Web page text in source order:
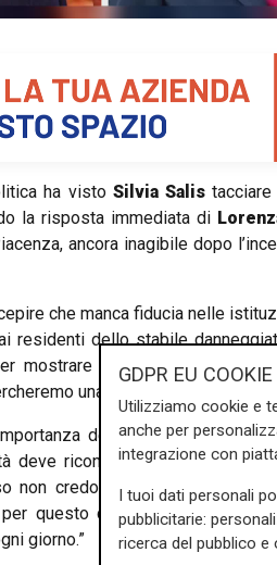
ha visto Silvia Salis
la risposta immediata di
ancora inagibile dopo
che manca fiducia nelle
residenti dello stabile
mostrare solidarietà, ma per
una soluzione in tempi
della relazione diretta
deve riconoscere quando si è
non credono più che il
questo che siamo venuti:
giorno.”
GDPR EU COOKIE
Utilizziamo cookie e
anche per
integrazione con
I tuoi dati personali
pubblicitarie:
ricerca del pubblico